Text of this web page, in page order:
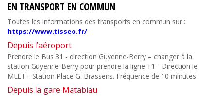
EN TRANSPORT EN COMMUN
Toutes les informations des transports en commun sur :
https://www.tisseo.fr/
Depuis l’aéroport
Prendre le Bus 31 - direction Guyenne-Berry – changer à la
station Guyenne-Berry pour prendre la ligne T1 - Direction le
MEET - Station Place G. Brassens. Fréquence de 10 minutes
Depuis la gare Matabiau